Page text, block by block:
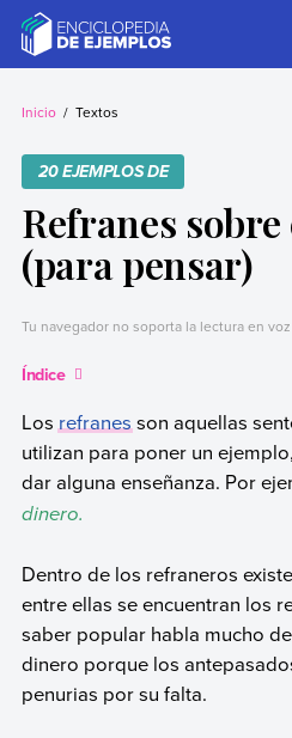
contentEjemplos
Necesitas ejemplos.
Inicio Textos
20 EJEMPLOS DE
Refranes
(para pensar)
Tu navegador no soporta la lectura en
Índice
Losrefranesson aquellas
utilizan para poner un
dar alguna enseñanza. Por
dinero.
Dentro de los refraneros
entre ellas se encuentran los
saber popular habla mucho
dinero porque los
penurias por su falta.